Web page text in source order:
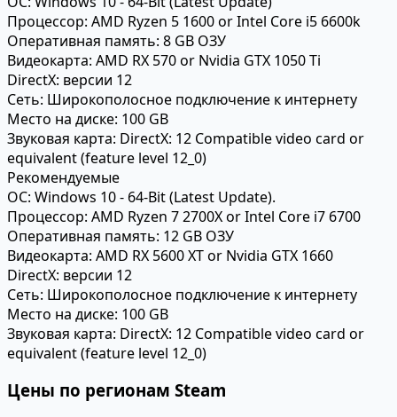
Процессор: AMD Ryzen 5 1600 or Intel Core i5 6600k
Оперативная память: 8 GB ОЗУ
Видеокарта: AMD RX 570 or Nvidia GTX 1050 Ti
DirectX: версии 12
Сеть: Широкополосное подключение к интернету
Место на диске: 100 GB
Звуковая карта: DirectX: 12 Compatible video card or
equivalent (feature level 12_0)
Рекомендуемые
ОС: Windows 10 - 64-Bit (Latest Update).
Процессор: AMD Ryzen 7 2700X or Intel Core i7 6700
Оперативная память: 12 GB ОЗУ
Видеокарта: AMD RX 5600 XT or Nvidia GTX 1660
DirectX: версии 12
Сеть: Широкополосное подключение к интернету
Место на диске: 100 GB
Звуковая карта: DirectX: 12 Compatible video card or
equivalent (feature level 12_0)
Цены по регионам Steam